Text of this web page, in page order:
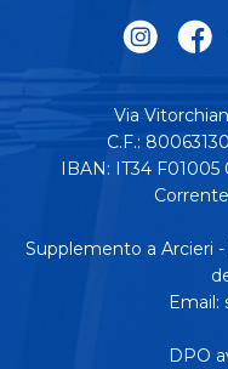
Via
C.F.:
IBAN: IT34
Supplemento a Arcieri -
Email:
DPO